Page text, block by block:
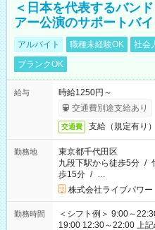
＜日本を代表するバン
アー公演のサポートバ
アルバイト 職種未経験OK 社会
ブランクOK
給与
時給1250円～
交通費別途支給あり
交通費 支給（規定有り）
勤務地
東京都千代田区
九段下駅から徒歩5分 /
歩15分 / …
株式会社ライブパワー
勤務時間
＜シフト例＞ 9:00～
19:00 12:30～22:00 上記の時間から好きな時間を選べます！ ※